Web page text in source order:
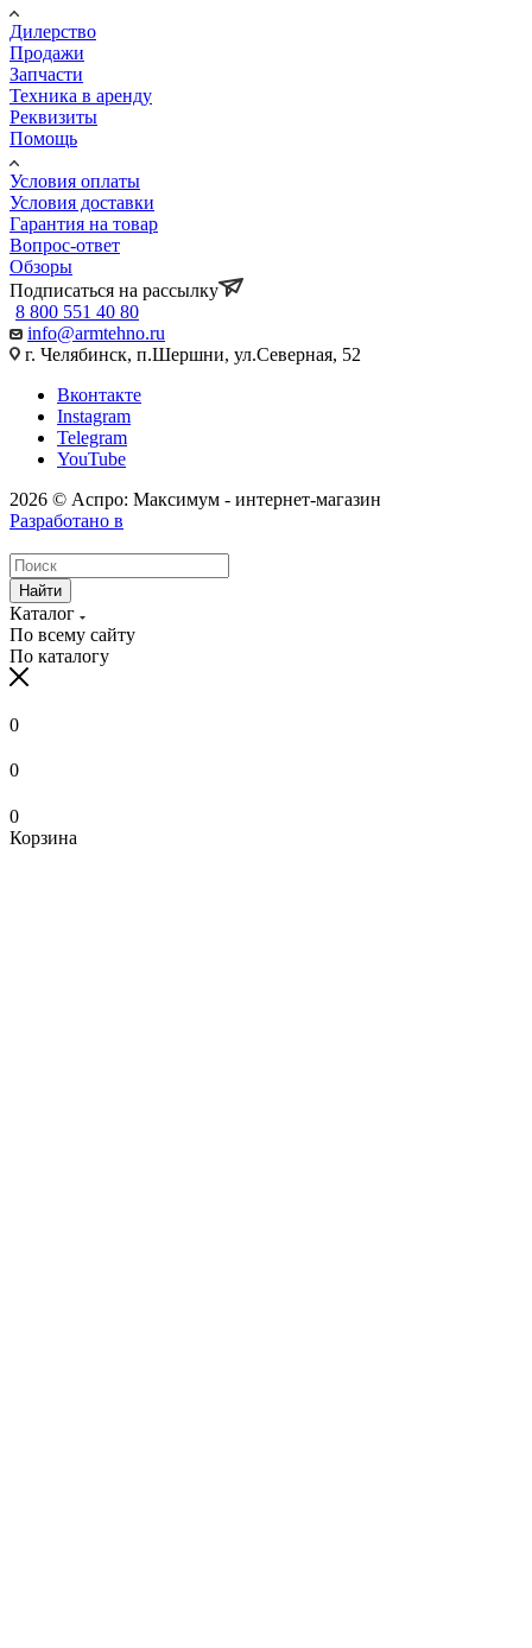
Дилерство
Продажи
Запчасти
Техника в аренду
Реквизиты
Помощь
Условия оплаты
Условия доставки
Гарантия на товар
Вопрос-ответ
Обзоры
Подписаться на рассылку
8 800 551 40 80
info@armtehno.ru
г. Челябинск, п.Шершни, ул.Северная, 52
Вконтакте
Instagram
Telegram
YouTube
2026 © Аспро: Максимум - интернет-магазин
Разработано в
Найти
Каталог
По всему сайту
По каталогу
0
0
0
Корзина